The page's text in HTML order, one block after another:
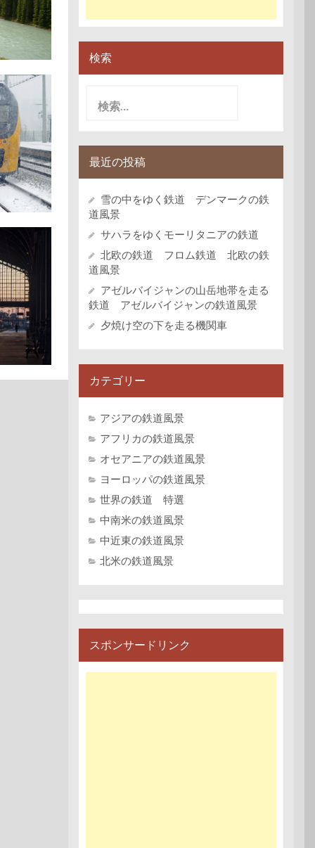
検索
最近の投稿
雪の中をゆく鉄道 デンマークの鉄
道風景
サハラをゆくモーリタニアの鉄道
北欧の鉄道 フロム鉄道 北欧の鉄
道風景
アゼルバイジャンの山岳地帯を走る
鉄道 アゼルバイジャンの鉄道風景
夕焼け空の下を走る機関車
カテゴリー
アジアの鉄道風景
アフリカの鉄道風景
オセアニアの鉄道風景
ヨーロッパの鉄道風景
世界の鉄道 特選
中南米の鉄道風景
中近東の鉄道風景
北米の鉄道風景
スポンサードリンク